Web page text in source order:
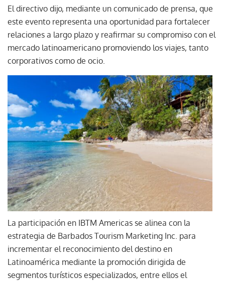
El directivo dijo, mediante un comunicado de prensa, que
este evento representa una oportunidad para fortalecer
relaciones a largo plazo y reafirmar su compromiso con el
mercado latinoamericano promoviendo los viajes, tanto
corporativos como de ocio.
La participación en IBTM Americas se alinea con la
estrategia de Barbados Tourism Marketing Inc. para
incrementar el reconocimiento del destino en
Latinoamérica mediante la promoción dirigida de
segmentos turísticos especializados, entre ellos el